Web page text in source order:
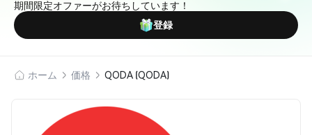
期間限定オファーがお待ちしています！
登録
ホーム 価格 QODA (QODA)